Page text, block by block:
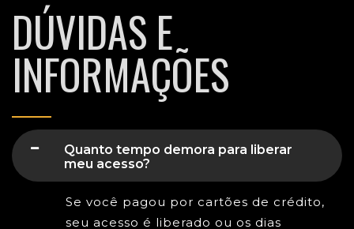
DÚVIDAS E
INFORMAÇÕES
Quanto tempo demora para liberar
meu acesso?
Se você pagou por cartões de crédito,
seu acesso é liberado ou os dias